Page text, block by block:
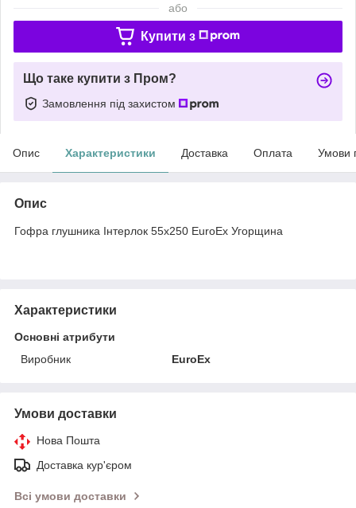
або
Купити з
Що таке купити з Пром?
Замовлення під захистом
Опис Характеристики Доставка Оплата Умови
Опис
Гофра глушника Інтерлок 55x250 EuroEx Угорщина
Характеристики
Основні атрибути
Виробник
EuroEx
Умови доставки
Нова Пошта
Доставка кур'єром
Всі умови доставки